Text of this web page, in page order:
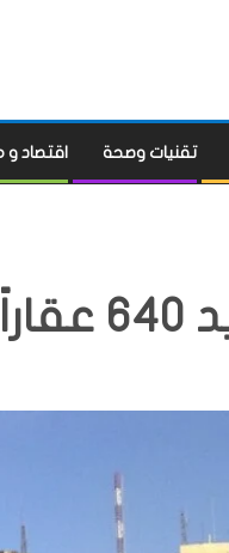
تقنيات وصحة اقتصاد و